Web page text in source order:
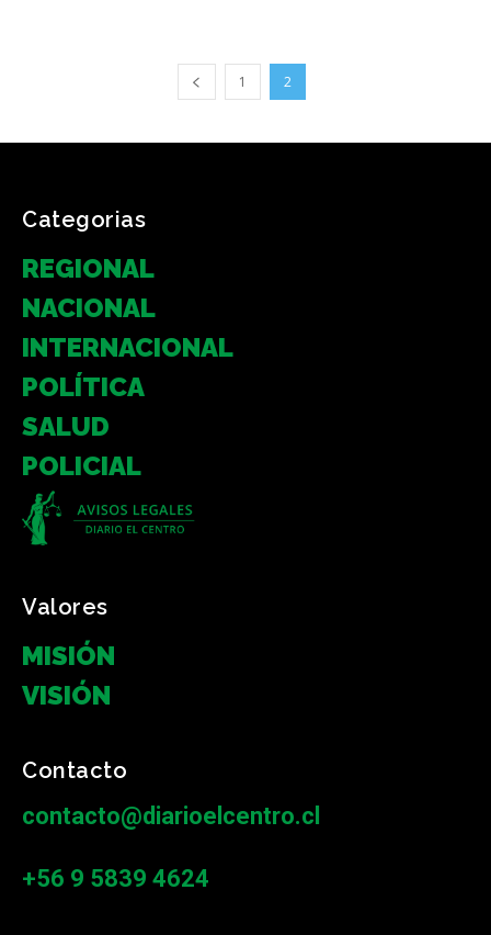
1 2
Categorias
REGIONAL
NACIONAL
INTERNACIONAL
POLÍTICA
SALUD
POLICIAL
Valores
MISIÓN
VISIÓN
Contacto
contacto@diarioelcentro.cl
+56 9 5839 4624